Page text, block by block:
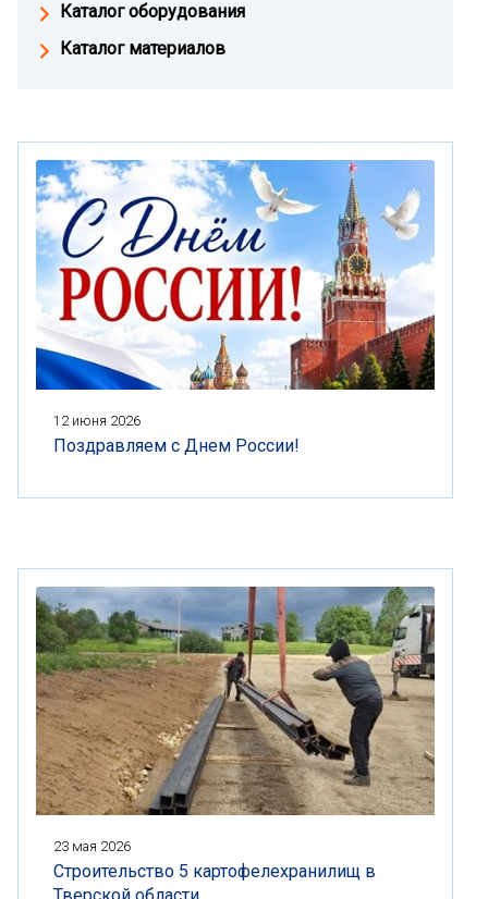
Каталог оборудования
Каталог материалов
12 июня 2026
Поздравляем с Днем России!
23 мая 2026
Строительство 5 картофелехранилищ в